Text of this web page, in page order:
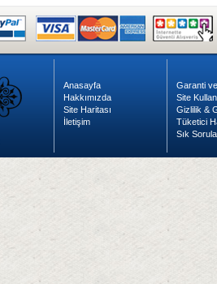
Anasayfa
Hakkımızda
Site Haritası
İletişim
Garanti
Site
Gizlilik &
Tüketici
Sık